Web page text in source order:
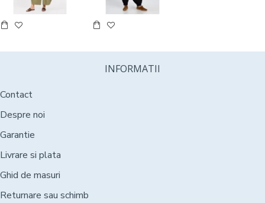
INFORMATII
Contact
Despre noi
Garantie
Livrare si plata
Ghid de masuri
Returnare sau schimb